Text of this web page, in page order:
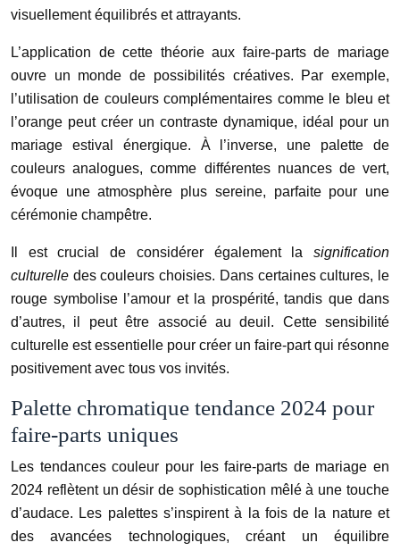
visuellement équilibrés et attrayants.
L’application de cette théorie aux faire-parts de mariage
ouvre un monde de possibilités créatives. Par exemple,
l’utilisation de couleurs complémentaires comme le bleu et
l’orange peut créer un contraste dynamique, idéal pour un
mariage estival énergique. À l’inverse, une palette de
couleurs analogues, comme différentes nuances de vert,
évoque une atmosphère plus sereine, parfaite pour une
cérémonie champêtre.
Il est crucial de considérer également la signification
culturelle des couleurs choisies. Dans certaines cultures, le
rouge symbolise l’amour et la prospérité, tandis que dans
d’autres, il peut être associé au deuil. Cette sensibilité
culturelle est essentielle pour créer un faire-part qui résonne
positivement avec tous vos invités.
Palette chromatique tendance 2024 pour
faire-parts uniques
Les tendances couleur pour les faire-parts de mariage en
2024 reflètent un désir de sophistication mêlé à une touche
d’audace. Les palettes s’inspirent à la fois de la nature et
des avancées technologiques, créant un équilibre